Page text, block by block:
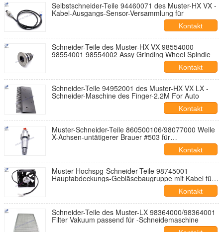
Selbstschneider-Teile 94460071 des Muster-HX VX -
Kabel-Ausgangs-Sensor-Versammlung für
Kontakt
Schneider-Teile des Muster-HX VX 98554000
98554001 98554002 Assy Grinding Wheel Spindle
Kontakt
Schneider-Teile 94952001 des Muster-HX VX LX -
Schneider-Maschine des Finger-2.2M For Auto
Kontakt
Muster-Schneider-Teile 860500106/98077000 Welle
X-Achsen-untätigerer Brauer #503 für
Kontakt
Muster Hochspg-Schneider-Teile 98745001 -
Hauptabdeckungs-Gebläsebaugruppe mit Kabel für -
Kontakt
Schneider-Teile des Muster-LX 98364000/98364001
Filter Vakuum passend für -Schneidemaschine